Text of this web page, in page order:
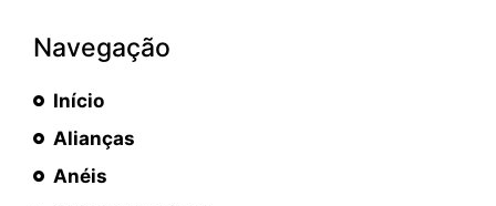
Navegação
Início
Alianças
Anéis